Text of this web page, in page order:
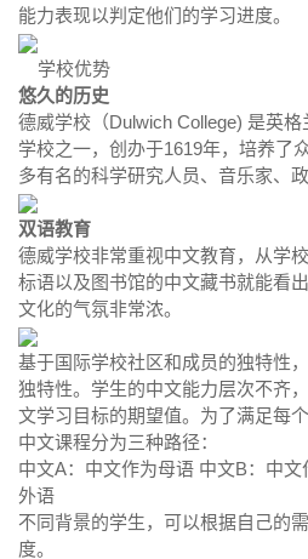
能力表现以判定他们的学习进度。
学校优势
悠久的历史
德威学校（Dulwich College) 是英
学校之一，创办于1619年，培养了
多有名的科学研究人员、音乐家、政
双语教育
德威学校非常重视中文教育，从学
标语以及图书馆的中文藏书就能看
文化的气氛非常浓。
基于国际学校社区和成员的独特性
独特性。学生的中文能力层次不齐
文学习目标的期望值。为了满足每
中文课程分为三种路径：
中文A：中文作为母语 中文B：中
外语
不同背景的学生，可以根据自己的
度。